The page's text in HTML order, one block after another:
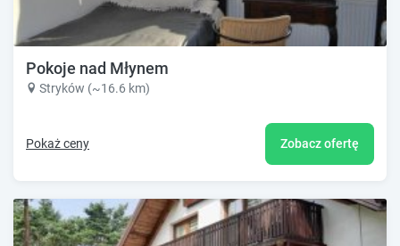
Pokoje nad Młynem
Stryków (~16.6 km)
Pokaż ceny Zobacz ofertę